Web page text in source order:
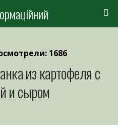
1686
из картофеля с
и сыром